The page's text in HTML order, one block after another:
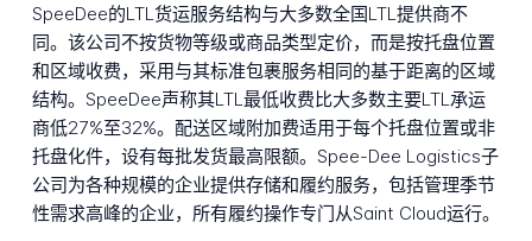
SpeeDee的LTL货运服务结构与大多数全国LTL提供商不
同。该公司不按货物等级或商品类型定价，而是按托盘位置
和区域收费，采用与其标准包裹服务相同的基于距离的区域
结构。SpeeDee声称其LTL最低收费比大多数主要LTL承运
商低27%至32%。配送区域附加费适用于每个托盘位置或非
托盘化件，设有每批发货最高限额。Spee-Dee Logistics子
公司为各种规模的企业提供存储和履约服务，包括管理季节
性需求高峰的企业，所有履约操作专门从Saint Cloud运行。